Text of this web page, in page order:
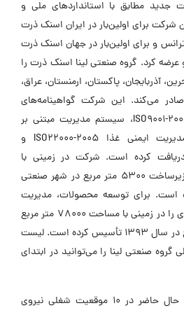
جدید مطابق با استانداردهای ملی و
شرکت برای اولین‌بار در ایران اسنک ذرت
و برای اولین‌بار در جهان اسنک ذرت
کرد. گروه صنعتی لینا اسنک ذرت را
آذربایجان، پاکستان، ارمنستان، عراق،
صادر می‌کند. این شرکت گواهینامه‌های
سیستم مدیریت کیفیت ISO9001-2008، سیستم مدیریت مبتنی بر
قواعد HACCP، سیستم مدیریت ایمنی غذا ISO22000-2005 و
کرده است. شرکت در زمینی با
مساحت 10000 متر مربع و زیرساخت 5300 متر مربع در شهر صنعتی
است. برای توسعه محصولات، مدیریت
گروه صنعتی لینا واحد جدیدی را در زمینی با مساحت 78000 متر مربع
و زیرساخت 25000 متر مربع در سال 1393 تأسیس کرده است. لیست
صنعتی لینا را می‌توانید در ابتدای
گروه صنعتی لینا در حال حاضر در ۱۰ موقعیت شغلی نیروی